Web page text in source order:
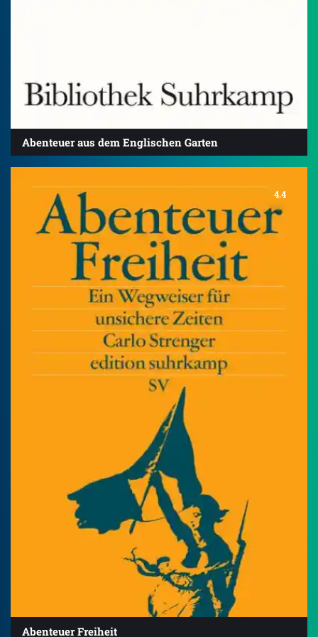
Abenteuer aus dem Englischen Garten
4.4
Abenteuer Freiheit